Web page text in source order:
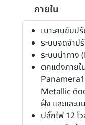
ภายใน
เบาะคนขับป
ระบบจดจำ
ระบบนำทาง
ตกแต่งภาย
Metallic ติด
ฝั่ง และและ
ปลั๊กไฟ 12 โ